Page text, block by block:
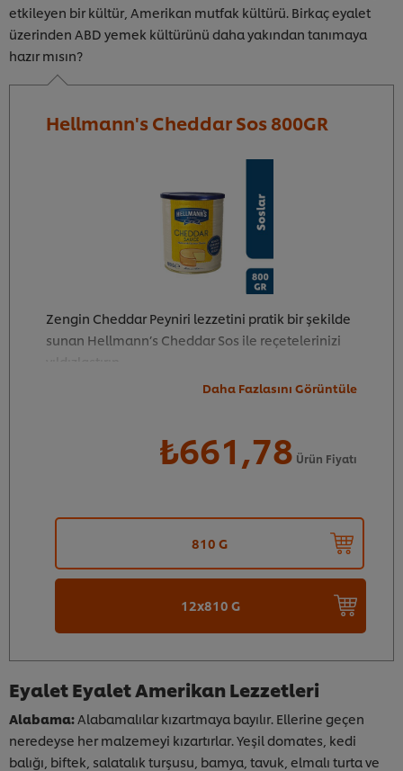
etkileyen bir kültür, Amerikan mutfak kültürü. Birkaç eyalet
üzerinden ABD yemek kültürünü daha yakından tanımaya
hazır mısın?
Hellmann's Cheddar Sos 800GR
Zengin Cheddar Peyniri lezzetini pratik bir şekilde
sunan Hellmann’s Cheddar Sos ile reçetelerinizi
yıldızlaştırın.
Daha Fazlasını Görüntüle
₺661,78 Ürün Fiyatı
810 G
12x810 G
Eyalet Eyalet Amerikan Lezzetleri
Alabama: Alabamalılar kızartmaya bayılır. Ellerine geçen
neredeyse her malzemeyi kızartırlar. Yeşil domates, kedi
balığı, biftek, salatalık turşusu, bamya, tavuk, elmalı turta ve